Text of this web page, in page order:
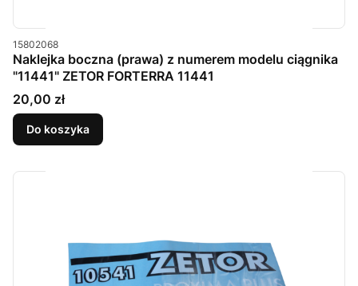
Kod produktu
15802068
Naklejka boczna (prawa) z numerem modelu ciągnika
"11441" ZETOR FORTERRA 11441
Cena
20,00 zł
Do koszyka